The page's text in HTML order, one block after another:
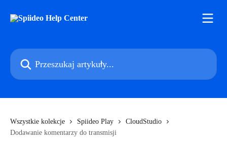
Przeszukaj artykuły...
Wszystkie kolekcje Spiideo Play
CloudStudio
Dodawanie komentarzy do transmisji